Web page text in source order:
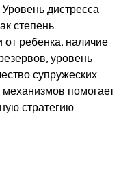
дистресса
степень
ребенка, наличие
уровень
супружеских
помогает
стратегию